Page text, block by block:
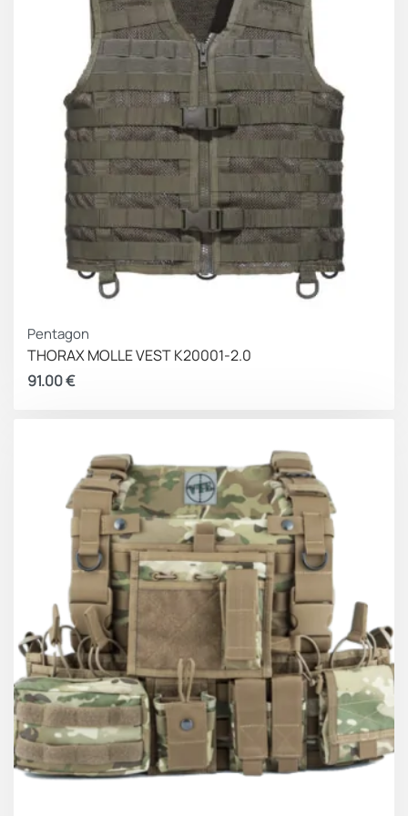
σκληρές πλάκες θωράκισης σώματος ή μαλακές για
προστασία από μαχαίρι
ΧΑΡΑΚΤΗΡΙΣΤΙΚΑ
– Πυρίμαχο 500D Nylon
· Πλατφόρμα κοπής με λέιζερ με αδιάβροχη
επίστρωση
· Ανθεκτικό στην τριβή και ελαφρύ
· Σύστημα γρήγορης απελευθέρωσης με ένα χέρι
· Πλέγμα διχτυού ψαροκόκαλου για κυκλοφορία αέρα
· 9 Θήκες | Πίσω λαβή έλξης
· Ρυθμιζόμενοι ιμάντες ώμου και πλευρικές ταινίες
που τεντώνονται
Pentagon
THORAX MOLLE VEST K20001-2.0
91.00€